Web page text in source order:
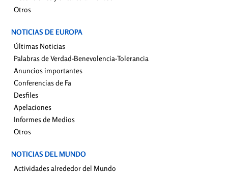
Otros
NOTICIAS DE EUROPA
Últimas Noticias
Palabras de Verdad-Benevolencia-Tolerancia
Anuncios importantes
Conferencias de Fa
Desfiles
Apelaciones
Informes de Medios
Otros
NOTICIAS DEL MUNDO
Actividades alrededor del Mundo